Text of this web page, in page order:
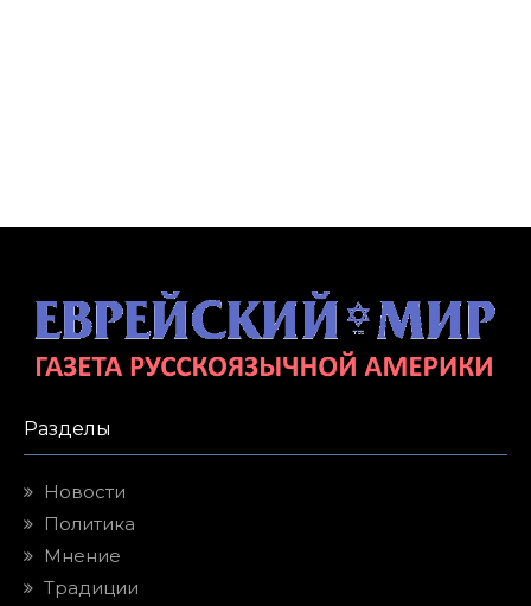
Разделы
Новости
Политика
Мнение
Традиции